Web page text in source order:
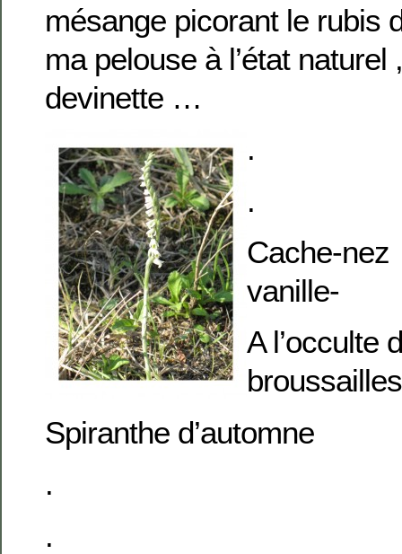
mésange picorant le rubis
ma pelouse à l’état naturel
devinette …
.
.
Cache-nez
vanille-
A l’occulte
broussailles
Spiranthe d’automne
.
.